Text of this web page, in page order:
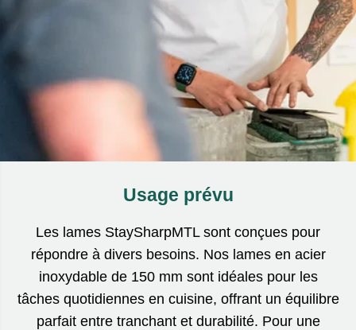
Usage prévu
Les lames StaySharpMTL sont conçues pour
répondre à divers besoins. Nos lames en acier
inoxydable de 150 mm sont idéales pour les
tâches quotidiennes en cuisine, offrant un équilibre
parfait entre tranchant et durabilité. Pour une